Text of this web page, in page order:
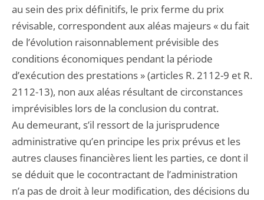
au sein des prix définitifs, le prix ferme du prix
révisable, correspondent aux aléas majeurs « du fait
de l’évolution raisonnablement prévisible des
conditions économiques pendant la période
d’exécution des prestations » (articles R. 2112-9 et R.
2112-13), non aux aléas résultant de circonstances
imprévisibles lors de la conclusion du contrat.
Au demeurant, s’il ressort de la jurisprudence
administrative qu’en principe les prix prévus et les
autres clauses financières lient les parties, ce dont il
se déduit que le cocontractant de l’administration
n’a pas de droit à leur modification, des décisions du